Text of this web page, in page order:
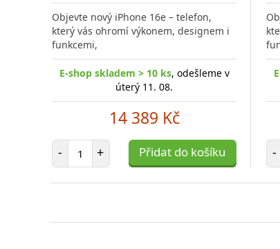
porovnání
Objevte nový iPhone 16e – telefon,
který vás ohromí výkonem, designem i
funkcemi,
E-shop skladem > 10 ks, odešleme v
úterý 11. 08.
14 389 Kč
- Počet položek
+ Přidat do košíku -